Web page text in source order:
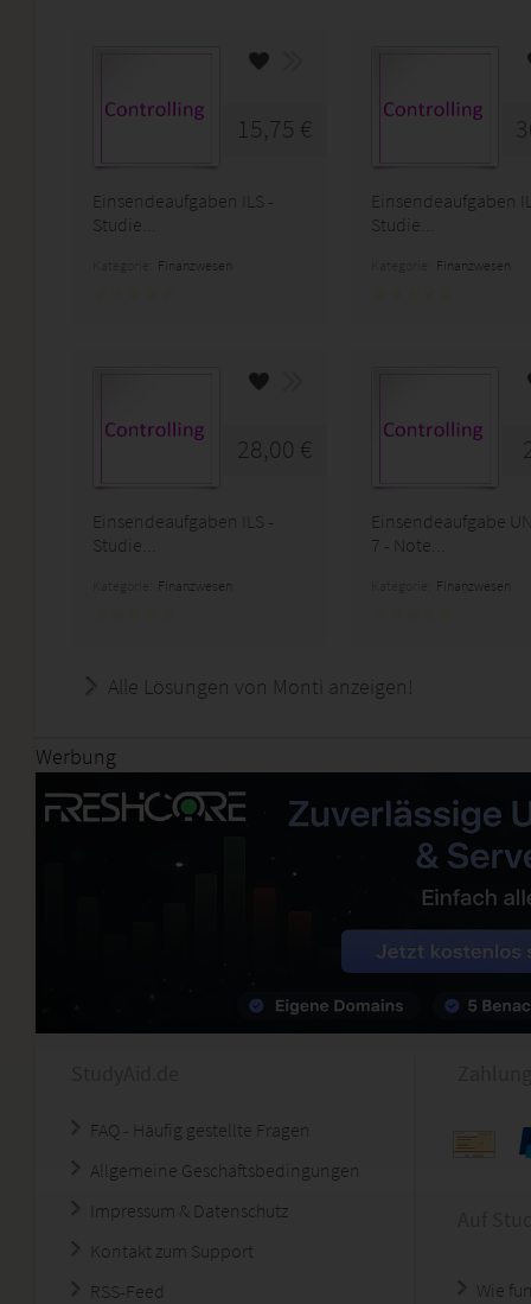
15,75 €
Einsendeaufgaben ILS -
Studie...
Finanzwesen
Einsendeaufgaben
Studie...
Finanzwesen
28,00 €
Einsendeaufgaben ILS -
Studie...
Finanzwesen
Einsendeaufgabe
7 - Note...
Finanzwesen
Alle Lösungen von Monti anzeigen!
Werbung
FAQ - Häufig gestellte Fragen
Allgemeine Geschäftsbedingungen
Impressum & Datenschutz
Kontakt zum Support
RSS-Feed
Wie